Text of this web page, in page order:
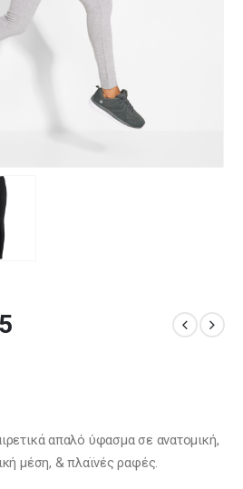
απαλό ύφασμα σε ανατομική,
μέση, & πλαϊνές ραφές.